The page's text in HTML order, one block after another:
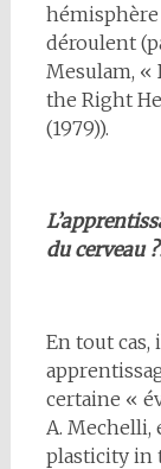
hémisphère
déroulent
Mesulam,
the Right
(1979)).
du cerveau
En tout cas,
certaine «
A. Mechelli,
plasticity in